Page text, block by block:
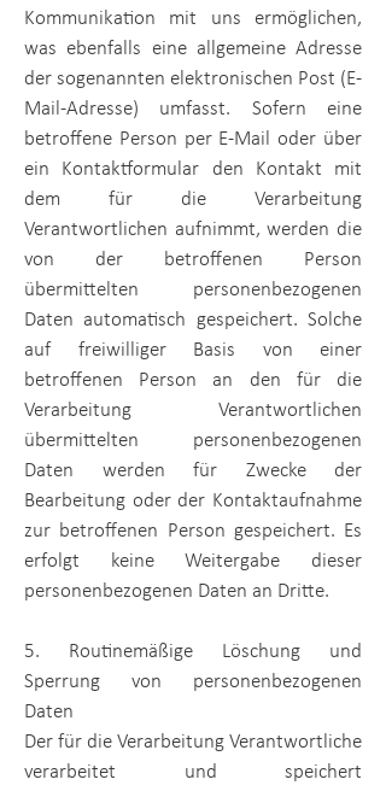
Kommunikation mit uns ermöglichen,
was ebenfalls eine allgemeine Adresse
der sogenannten elektronischen Post (E-
Mail-Adresse) umfasst. Sofern eine
betroffene Person per E-Mail oder über
ein Kontaktformular den Kontakt mit
dem für die Verarbeitung
Verantwortlichen aufnimmt, werden die
von der betroffenen Person
übermittelten personenbezogenen
Daten automatisch gespeichert. Solche
auf freiwilliger Basis von einer
betroffenen Person an den für die
Verarbeitung Verantwortlichen
übermittelten personenbezogenen
Daten werden für Zwecke der
Bearbeitung oder der Kontaktaufnahme
zur betroffenen Person gespeichert. Es
erfolgt keine Weitergabe dieser
personenbezogenen Daten an Dritte.
5. Routinemäßige Löschung und
Sperrung von personenbezogenen
Daten
Der für die Verarbeitung Verantwortliche
verarbeitet und speichert